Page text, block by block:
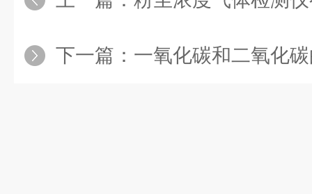
下一篇： 一氧化碳和二氧化碳的气